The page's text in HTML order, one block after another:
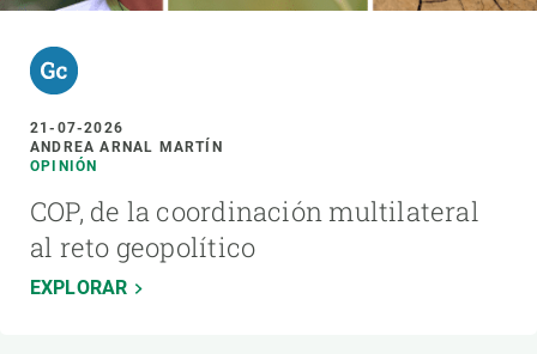
21-07-2026
ANDREA ARNAL MARTÍN
OPINIÓN
COP, de la coordinación multilateral
al reto geopolítico
EXPLORAR